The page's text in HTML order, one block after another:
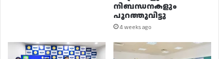
നിബന്ധനകളും
പുറത്തുവിട്ടു
4 weeks ago